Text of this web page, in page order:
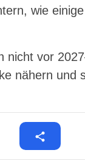
wie
nicht vor
nähern und